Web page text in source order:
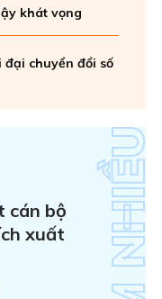
khát vọng
chuyển đổi số
cán bộ
xuất